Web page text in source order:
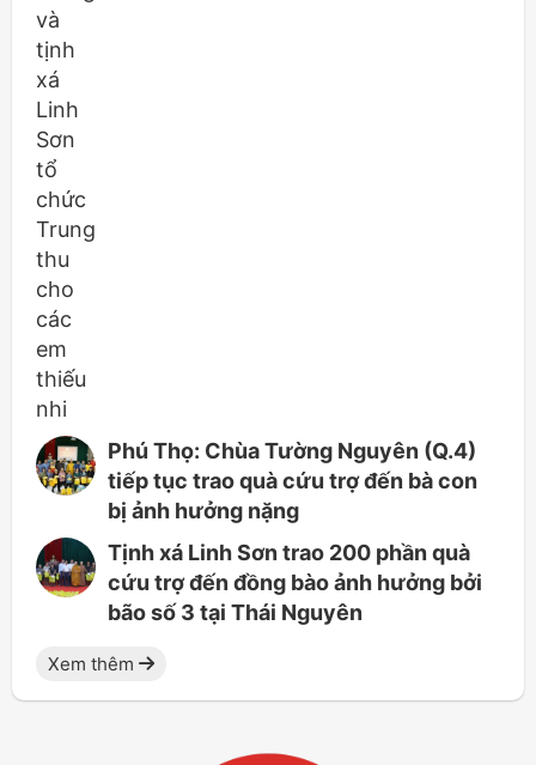
Phú Thọ: Chùa Tường Nguyên (Q.4)
tiếp tục trao quà cứu trợ đến bà con
bị ảnh hưởng nặng
Tịnh xá Linh Sơn trao 200 phần quà
cứu trợ đến đồng bào ảnh hưởng bởi
bão số 3 tại Thái Nguyên
Xem thêm